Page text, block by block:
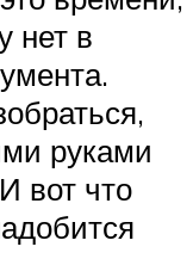
нет в
руками
вот что